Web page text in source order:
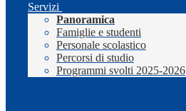
Servizi
Panoramica
Famiglie e studenti
Personale scolastico
Percorsi di studio
Programmi svolti 2025-2026